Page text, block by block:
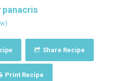
panacris
Share Recipe
Print Recipe